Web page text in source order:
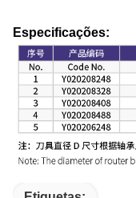
Especificações: